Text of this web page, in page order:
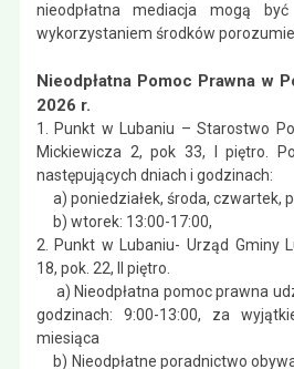
nieodpłatna mediacja mogą
wykorzystaniem środków
Nieodpłatna Pomoc Prawna w
2026 r.
1. Punkt w Lubaniu – Starostwo
Mickiewicza 2, pok 33, I piętro.
następujących dniach i godzinach:
a) poniedziałek, środa, czwartek,
b) wtorek: 13:00-17:00,
2. Punkt w Lubaniu- Urząd Gminy
18, pok. 22, II piętro.
a) Nieodpłatna pomoc prawna
godzinach: 9:00-13:00, za
miesiąca
b) Nieodpłatne poradnictwo